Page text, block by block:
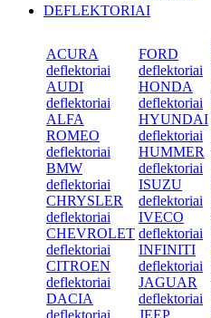
DEFLEKTORIAI
ACURA
deflektoriai
AUDI
deflektoriai
ALFA
ROMEO
deflektoriai
BMW
deflektoriai
CHRYSLER
deflektoriai
CHEVROLET
deflektoriai
CITROEN
deflektoriai
DACIA
deflektoriai
FORD
deflektoriai
HONDA
deflektoriai
HYUNDAI
deflektoriai
HUMMER
deflektoriai
ISUZU
deflektoriai
IVECO
deflektoriai
INFINITI
deflektoriai
JAGUAR
deflektoriai
JEEP